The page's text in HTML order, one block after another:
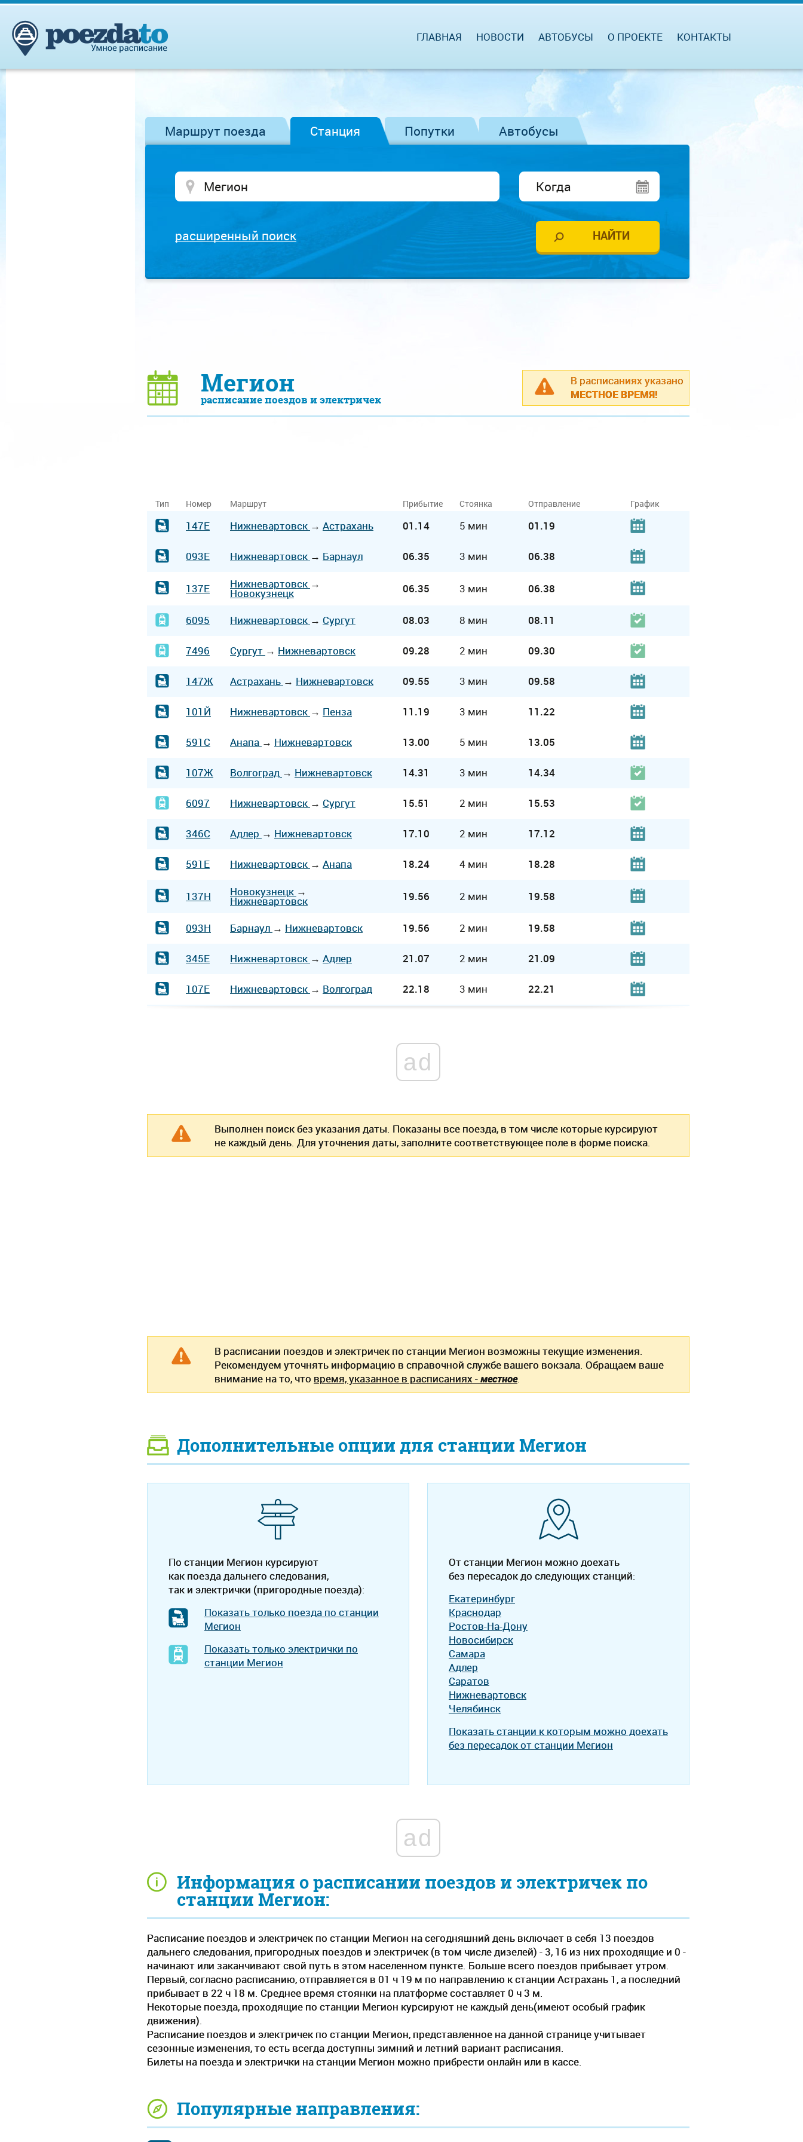
ГЛАВНАЯ НОВОСТИ АВТОБУСЫ О ПРОЕКТЕ КОНТАКТЫ
Маршрут поезда Станция Попутки Автобусы
расширенный поиск
В расписаниях указано
МЕСТНОЕ ВРЕМЯ!
Мегион
расписание поездов и электричек
Информация о расписании поездов и электричек по
станции Мегион:
Расписание поездов и электричек по станции Мегион на сегодняшний день включает в себя 13 поездов
дальнего следования, пригородных поездов и электричек (в том числе дизелей) - 3, 16 из них проходящие и 0 -
начинают или заканчивают свой путь в этом населенном пункте. Больше всего поездов прибывает утром.
Первый, согласно расписанию, отправляется в 01 ч 19 м по направлению к станции Астрахань 1, а последний
прибывает в 22 ч 18 м. Среднее время стоянки на платформе составляет 0 ч 3 м.
Некоторые поезда, проходящие по станции Мегион курсируют не каждый день(имеют особый график
движения).
Расписание поездов и электричек по станции Мегион, представленное на данной странице учитывает
сезонные изменения, то есть всегда доступны зимний и летний вариант расписания.
Билеты на поезда и электрички на станции Мегион можно прибрести онлайн или в кассе.
Популярные направления:
Тип Номер Маршрут Прибытие Стоянка Отправление График
147Е Нижневартовск → Астрахань 01.14 5 мин 01.19
093Е Нижневартовск → Барнаул 06.35 3 мин 06.38
137Е Нижневартовск →
Новокузнецк 06.35 3 мин 06.38
6095 Нижневартовск → Сургут 08.03 8 мин 08.11
7496 Сургут → Нижневартовск 09.28 2 мин 09.30
147Ж Астрахань → Нижневартовск 09.55 3 мин 09.58
101Й Нижневартовск → Пенза 11.19 3 мин 11.22
591С Анапа → Нижневартовск 13.00 5 мин 13.05
107Ж Волгоград → Нижневартовск 14.31 3 мин 14.34
6097 Нижневартовск → Сургут 15.51 2 мин 15.53
346С Адлер → Нижневартовск 17.10 2 мин 17.12
591Е Нижневартовск → Анапа 18.24 4 мин 18.28
137Н Новокузнецк →
Нижневартовск 19.56 2 мин 19.58
093Н Барнаул → Нижневартовск 19.56 2 мин 19.58
345Е Нижневартовск → Адлер 21.07 2 мин 21.09
107Е Нижневартовск → Волгоград 22.18 3 мин 22.21
ad
Выполнен поиск без указания даты. Показаны все поезда, в том числе которые курсируют
не каждый день. Для уточнения даты, заполните соответствующее поле в форме поиска.
В расписании поездов и электричек по станции Мегион возможны текущие изменения.
Рекомендуем уточнять информацию в справочной службе вашего вокзала. Обращаем ваше
внимание на то, что время, указанное в расписаниях -местное.
Дополнительные опции для станции Мегион
По станции Мегион курсируют
как поезда дальнего следования,
так и электрички (пригородные поезда):
Показать только поезда по станции
Мегион
Показать только электрички по
станции Мегион
От станции Мегион можно доехать
без пересадок до следующих станций:
Екатеринбург
Краснодар
Ростов-На-Дону
Новосибирск
Самара
Адлер
Саратов
Нижневартовск
Челябинск
Показать станции к которым можно доехать
без пересадок от станции Мегион
ad